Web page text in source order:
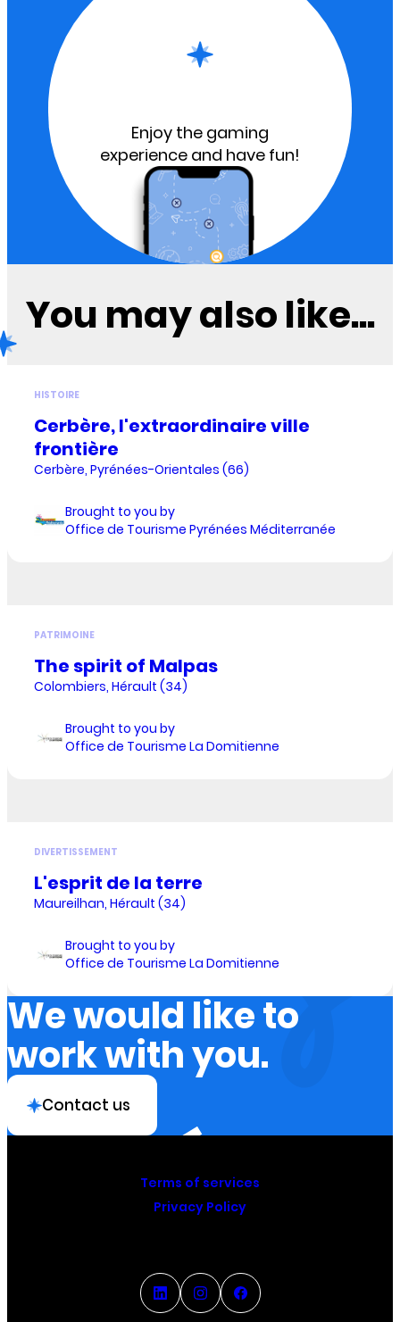
Enjoy the gaming
experience and have fun!
You may also like...
HISTOIRE
Cerbère, l'extraordinaire ville
frontière
Cerbère, Pyrénées-Orientales (66)
Brought to you by
Office de Tourisme Pyrénées Méditerranée
PATRIMOINE
The spirit of Malpas
Colombiers, Hérault (34)
Brought to you by
Office de Tourisme La Domitienne
DIVERTISSEMENT
L'esprit de la terre
Maureilhan, Hérault (34)
Brought to you by
Office de Tourisme La Domitienne
We would like to
work with you.
Contact us
Terms of services
Privacy Policy